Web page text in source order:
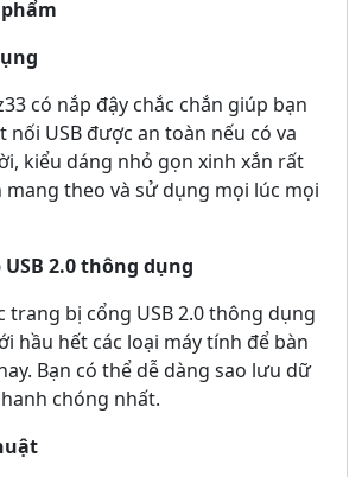
có nắp đậy chắc chắn giúp bạn
nối USB được an toàn nếu có va
kiểu dáng nhỏ gọn xinh xắn rất
theo và sử dụng mọi lúc mọi
2.0 thông dụng
trang bị cổng USB 2.0 thông dụng
hầu hết các loại máy tính để bàn
Bạn có thể dễ dàng sao lưu dữ
chóng nhất.